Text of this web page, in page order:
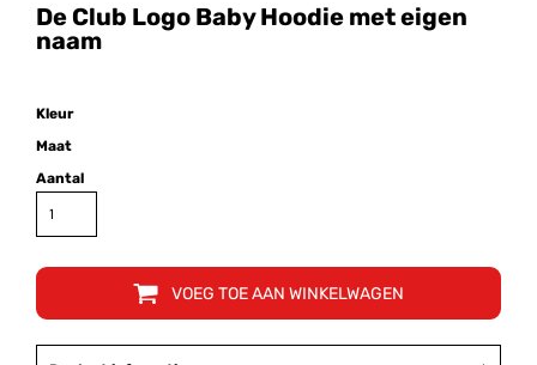
De Club Logo Baby Hoodie met eigen
naam
Kleur
Maat
Aantal
VOEG TOE AAN WINKELWAGEN